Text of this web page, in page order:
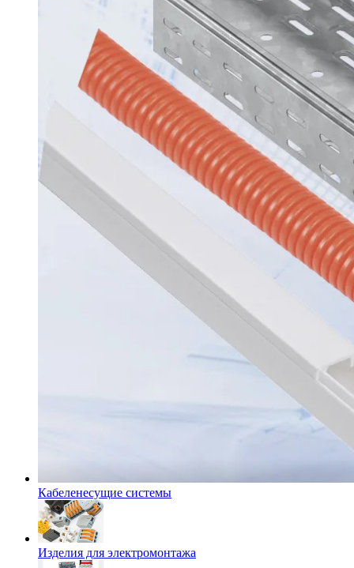
Кабеленесущие системы
Изделия для электромонтажа